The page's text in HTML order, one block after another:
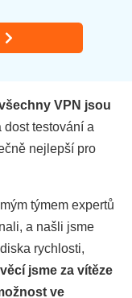
VPN jsou
dost testování a
nejlepší pro
týmem expertů
a našli jsme
rychlosti,
jsme za vítěze
ve